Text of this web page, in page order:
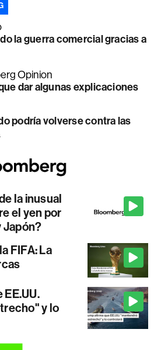
la guerra comercial gracias a
Opinion
dar algunas explicaciones
podría volverse contra las
la inusual
el yen por
Japón?
FIFA: La
y lo